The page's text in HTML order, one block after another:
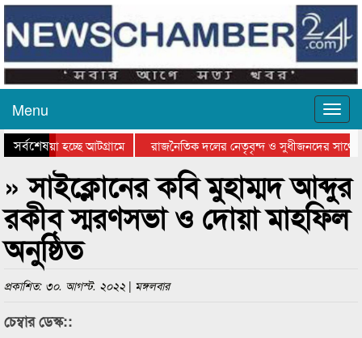
Menu
সর্বশেষ
যাওয়া হচ্ছে আটগ্রামে
রাজনৈতিক দলের নেতৃবৃন্দ ও সুধীজনদের সাথে
পুরস্কার বিতরণ সম্পন্ন
সিলেটে বাংলাদেশ গ্রুপ থিয়েটার
» সাইক্লোনের কবি মুহাম্মদ আব্দুর
রকীব স্মরণসভা ও দোয়া মাহফিল
অনুষ্ঠিত
প্রকাশিত: ৩০. আগস্ট. ২০২২ | মঙ্গলবার
চেম্বার ডেস্ক::